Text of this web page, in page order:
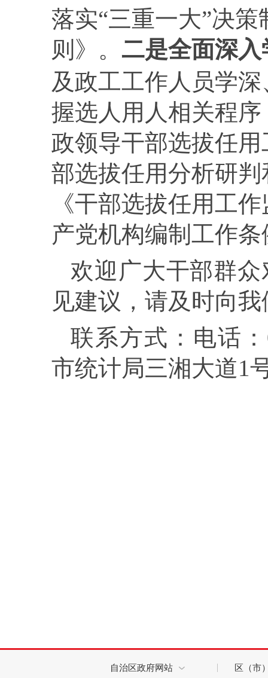
落实“三重一大”决策
则》。 二是全面深
及政工工作人员学
握选人用人相关程
政领导干部选拔任
部选拔任用分析研
《干部选拔任用工
产党机构编制工作
欢迎广大干部群
见建议，请及时向
联系方式：电话：
市统计局三湘大道1
自治区政府网站 区（市